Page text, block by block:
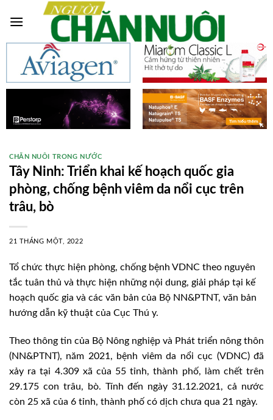
CHĂN NUÔI TRONG NƯỚC
Tây Ninh: Triển khai kế hoạch quốc gia
phòng, chống bệnh viêm da nổi cục trên
trâu, bò
21 THÁNG MỘT, 2022
Tổ chức thực hiện phòng, chống bệnh VDNC theo nguyên
tắc tuân thủ và thực hiện những nội dung, giải pháp tại kế
hoạch quốc gia và các văn bản của Bộ NN&PTNT, văn bản
hướng dẫn kỹ thuật của Cục Thú y.
Theo thông tin của Bộ Nông nghiệp và Phát triển nông thôn
(NN&PTNT), năm 2021, bệnh viêm da nổi cục (VDNC) đã
xảy ra tại 4.309 xã của 55 tỉnh, thành phố, làm chết trên
29.175 con trâu, bò. Tính đến ngày 31.12.2021, cả nước
còn 25 xã của 6 tỉnh, thành phố có dịch chưa qua 21 ngày.